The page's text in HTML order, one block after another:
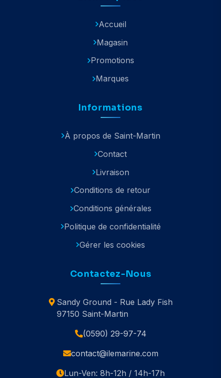
Accueil
Magasin
Promotions
Marques
Informations
À propos de Saint-Martin
Contact
Livraison
Conditions de retour
Conditions générales
Politique de confidentialité
Gérer les cookies
Contactez-Nous
Sandy Ground - Rue Lady Fish
97150 Saint-Martin
(0590) 29-97-74
contact@ilemarine.com
Lun-Ven: 8h-12h / 14h-17h